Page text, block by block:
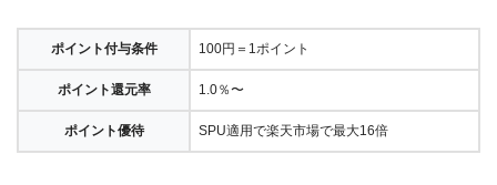
ポイント付与条件 100円＝1ポイント
ポイント還元率 1.0％〜
ポイント優待 SPU適用で楽天市場で最大16倍